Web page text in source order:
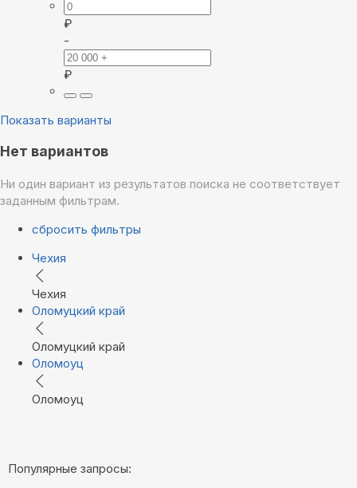
₽
-
₽
Показать варианты
Нет вариантов
Ни один вариант из результатов поиска не соответствует
заданным фильтрам.
сбросить фильтры
Чехия
Чехия
Оломуцкий край
Оломуцкий край
Оломоуц
Оломоуц
Популярные запросы: